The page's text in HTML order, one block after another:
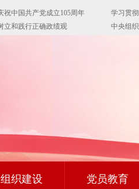
组织建设 党员教育